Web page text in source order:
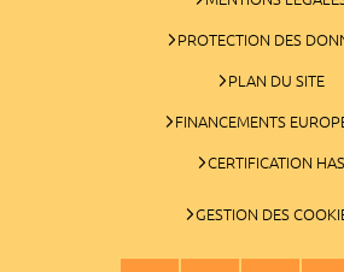
PROTECTION DES
PLAN DU SITE
FINANCEMENTS
CERTIFICATION HAS
GESTION DES